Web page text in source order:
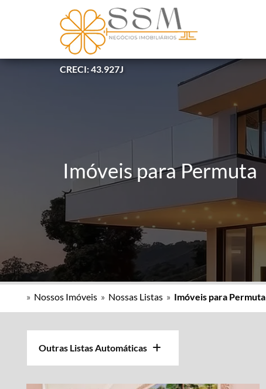
CRECI: 43.927J
Imóveis para Permuta
» Nossos Imóveis » Nossas Listas » Imóveis para Permuta
Outras Listas Automáticas